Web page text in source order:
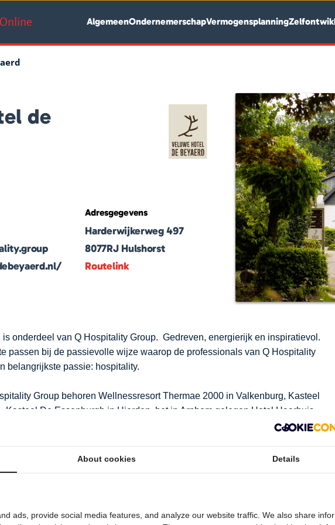
Online AlgemeenOndernemerschapVermogensplanning
de
Adresgegevens
Harderwijkerweg 497
8077RJ Hulshorst
Routelink
onderdeel van Q Hospitality Group. Gedreven, energierijk en inspiratievol.
passen bij de passievolle wijze waarop de professionals van Q Hospitality
belangrijkste passie: hospitality.
Group behoren Wellnessresort Thermae 2000 in Valkenburg, Kasteel
Kasteel De Essenburgh in Hierden, het in Arnhem gelegen Hotel Haarhuis
gelegen Koepelgevangenis. Het exclusieve hotelplatform Quality Lodgings
Q Hospitality Group.
door veelbelovende hospitality projecten te acquireren en deze te
high end hospitality ervaringen.
About cookies Details
ads, provide social media features, and analyze our website traffic. We also share